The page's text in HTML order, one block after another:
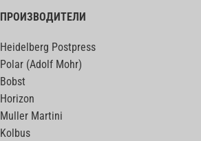
ПРОИЗВОДИТЕЛИ
Heidelberg Postpress
Polar (Adolf Mohr)
Bobst
Horizon
Muller Martini
Kolbus